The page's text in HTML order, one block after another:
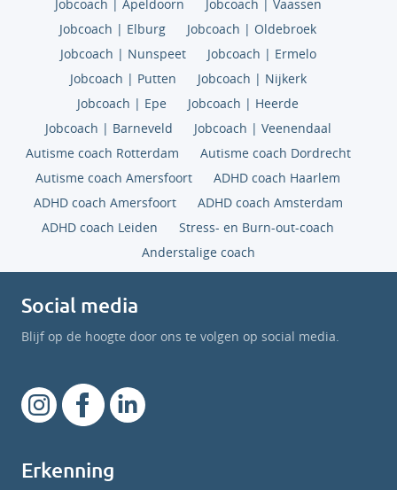
Jobcoach | Apeldoorn
Jobcoach | Vaassen
Jobcoach | Elburg
Jobcoach | Oldebroek
Jobcoach | Nunspeet
Jobcoach | Ermelo
Jobcoach | Putten
Jobcoach | Nijkerk
Jobcoach | Epe
Jobcoach | Heerde
Jobcoach | Barneveld
Jobcoach | Veenendaal
Autisme coach Rotterdam
Autisme coach Dordrecht
Autisme coach Amersfoort
ADHD coach Haarlem
ADHD coach Amersfoort
ADHD coach Amsterdam
ADHD coach Leiden
Stress- en Burn-out-coach
Anderstalige coach
Social media
Blijf op de hoogte door ons te volgen op social media.
Erkenning